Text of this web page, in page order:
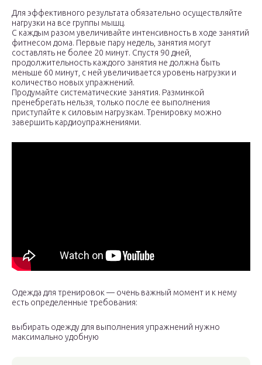
Для эффективного результата обязательно осуществляйте
нагрузки на все группы мышц.
С каждым разом увеличивайте интенсивность в ходе занятий
фитнесом дома. Первые пару недель, занятия могут
составлять не более 20 минут. Спустя 90 дней,
продолжительность каждого занятия не должна быть
меньше 60 минут, с ней увеличивается уровень нагрузки и
количество новых упражнений.
Продумайте систематические занятия. Разминкой
пренебрегать нельзя, только после ее выполнения
приступайте к силовым нагрузкам. Тренировку можно
завершить кардиоупражнениями.
Одежда для тренировок — очень важный момент и к нему
есть определенные требования:
выбирать одежду для выполнения упражнений нужно
максимально удобную